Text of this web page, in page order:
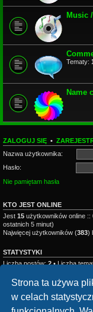
Strona ta używa
w celach
Music
Tematy:
Name
ZALOGUJ SIĘ •
Nazwa użytkownika:
Hasło:
Nie pamiętam hasła
KTO JEST ONLINE
Jest 15 użytkowników online
ostatnich 5 minut)
Najwięcej użytkowników (383)
STATYSTYKI
Liczba postów:2• Liczba
Technologię